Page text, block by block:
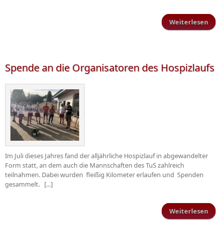
Weiterlesen
Spende an die Organisatoren des Hospizlaufs
Im Juli dieses Jahres fand der alljährliche Hospizlauf in abgewandelter
Form statt, an dem auch die Mannschaften des TuS zahlreich
teilnahmen. Dabei wurden fleißig Kilometer erlaufen und Spenden
gesammelt. [...]
Weiterlesen